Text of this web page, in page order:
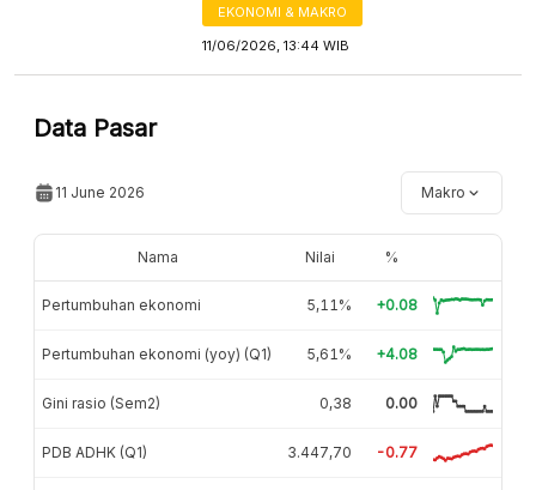
EKONOMI & MAKRO
11/06/2026, 13:44 WIB
Data Pasar
11 June 2026 Makro
Nama Nilai %
Pertumbuhan ekonomi 5,11% +0.08
Pertumbuhan ekonomi (yoy) (Q1) 5,61% +4.08
Gini rasio (Sem2) 0,38 0.00
PDB ADHK (Q1) 3.447,70 -0.77